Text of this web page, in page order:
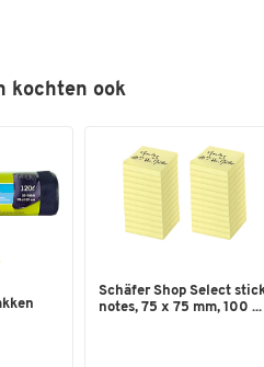
kochten ook
Schäfer Shop Select
notes, 75 x 75 mm, 100 ...